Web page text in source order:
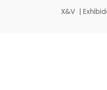
X&V |